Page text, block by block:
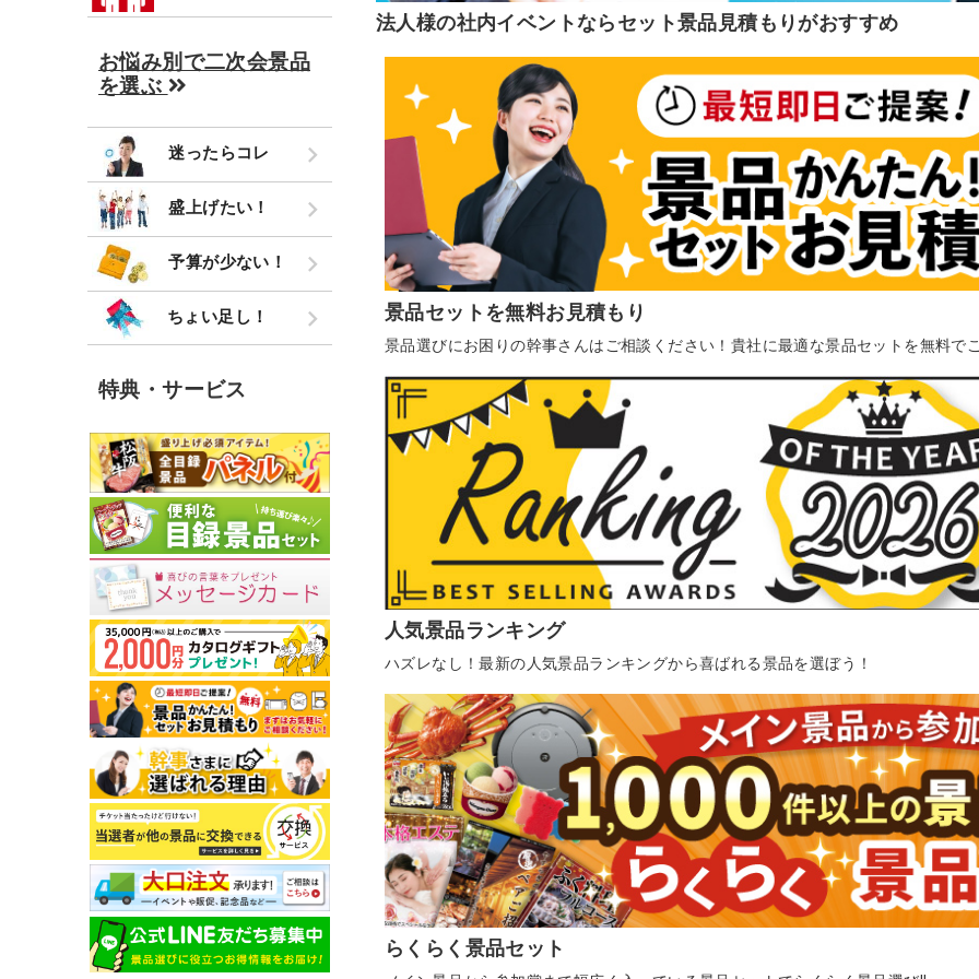
お悩み別で二次会景品
を選ぶ
迷ったらコレ
盛上げたい！
予算が少ない！
ちょい足し！
特典・サービス
法人様の社内イベントならセット景品見積もりがおすすめ
景品セットを無料お見積もり
景品選びにお困りの幹事さんはご相談ください！貴社に最適な景品セットを無料で
人気景品ランキング
ハズレなし！最新の人気景品ランキングから喜ばれる景品を選ぼう！
らくらく景品セット